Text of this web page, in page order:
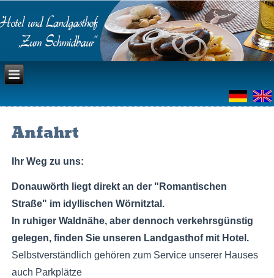
Anfahrt
Ihr Weg zu uns:
Donauwörth liegt direkt an der "Romantischen
Straße" im idyllischen Wörnitztal.
In ruhiger Waldnähe, aber dennoch verkehrsgünstig
gelegen, finden Sie unseren Landgasthof mit Hotel.
Selbstverständlich gehören zum Service unserer Hauses
auch Parkplätze